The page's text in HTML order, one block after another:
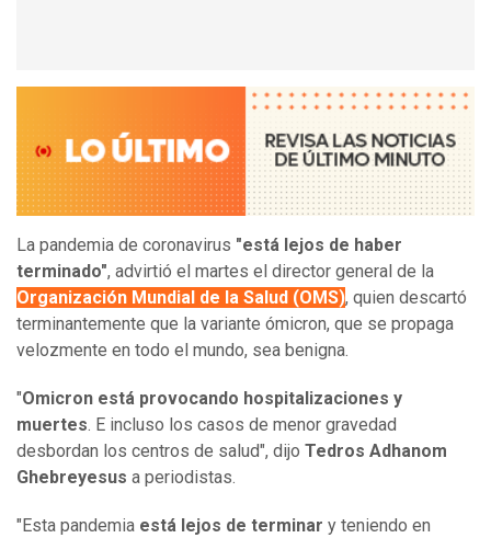
La pandemia de coronavirus "está lejos de haber
terminado", advirtió el martes el director general de la
Organización Mundial de la Salud (OMS), quien descartó
terminantemente que la variante ómicron, que se propaga
velozmente en todo el mundo, sea benigna.
"Omicron está provocando hospitalizaciones y
muertes. E incluso los casos de menor gravedad
desbordan los centros de salud", dijo Tedros Adhanom
Ghebreyesus a periodistas.
"Esta pandemia está lejos de terminar y teniendo en